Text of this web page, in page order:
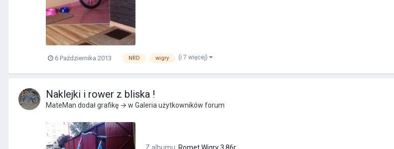
6 Października 2013 NRD wigry (i 7 więcej)
Naklejki i rower z bliska !
MateMan dodał grafikę → w Galeria użytkowników forum
Z albumu: Romet Wigry 3 86r